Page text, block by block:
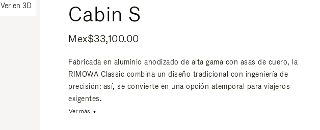
Ver en 3D Cabin S
Mex$33,100.00
Fabricada en aluminio anodizado de alta gama con asas de cuero, la
RIMOWA Classic combina un diseño tradicional con ingeniería de
precisión: así, se convierte en una opción atemporal para viajeros
exigentes.
Ver más